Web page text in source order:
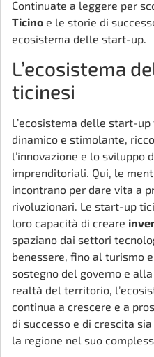
Continuate a leggere per
Ticino e le storie di
ecosistema delle start-up.
L’ecosistema
ticinesi
L’ecosistema delle start-
dinamico e stimolante,
l’innovazione e lo sviluppo
imprenditoriali. Qui, le
incontrano per dare vita a
rivoluzionari. Le start-up
loro capacità di creare
spaziano dai settori
benessere, fino al turismo
sostegno del governo e
realtà del territorio,
continua a crescere e a
di successo e di crescita
la regione nel suo